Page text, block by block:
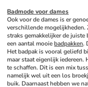
Badmode voor dames
Ook voor de dames is er
verschillende mogelijkheden.
straks gemakkelijker de
een aantal mooie badpakken.
Het badpak is vooral geliefd
maar staat eigenlijk
te schaffen. Dit is een mix
namelijk wel uit een los